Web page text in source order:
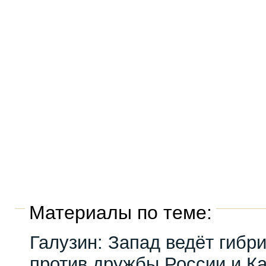
Материалы по теме:
Галузин: Запад ведёт